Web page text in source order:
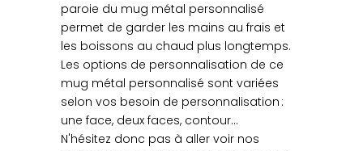
paroie du mug métal personnalisé
permet de garder les mains au frais et
les boissons au chaud plus longtemps.
Les options de personnalisation de ce
mug métal personnalisé sont variées
selon vos besoin de personnalisation :
une face, deux faces, contour…
N'hésitez donc pas à aller voir nos